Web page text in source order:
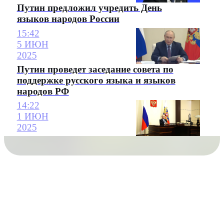
Путин предложил учредить День
языков народов России
15:42
5 ИЮН
2025
Путин проведет заседание совета по
поддержке русского языка и языков
народов РФ
14:22
1 ИЮН
2025